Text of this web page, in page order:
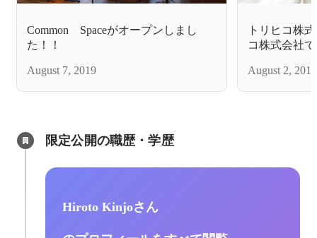
Common Spaceがオープンしまし
た！！
August 7, 2019
トリヒコ株
コ株式会社
August 2, 2019
限定公開の職歴・学歴
Hiroto Kinjoさん